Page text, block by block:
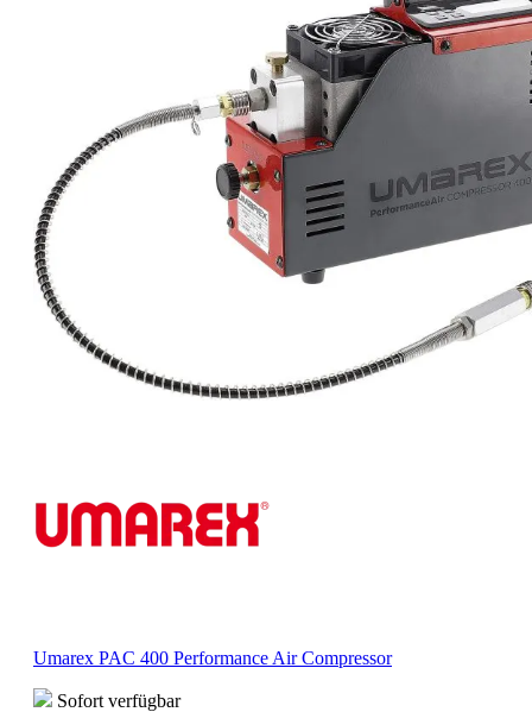
Umarex PAC 400 Performance Air Compressor
Sofort verfügbar